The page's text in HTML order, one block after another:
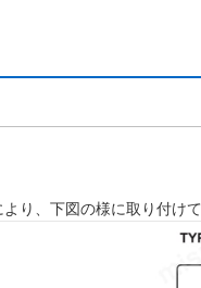
り、下図の様に取り付け